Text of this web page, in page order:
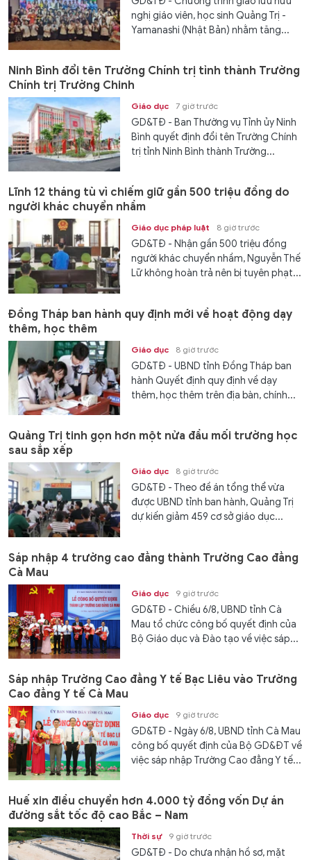
nghị giáo viên, học sinh Quảng Trị -
Yamanashi (Nhật Bản) nhằm tăng...
Ninh Bình đổi tên Trường Chính trị tỉnh thành Trường
Chính trị Trường Chinh
Giáo dục 7 giờ trước
GD&TĐ - Ban Thường vụ Tỉnh ủy Ninh
Bình quyết định đổi tên Trường Chính
trị tỉnh Ninh Bình thành Trường...
Lĩnh 12 tháng tù vì chiếm giữ gần 500 triệu đồng do
người khác chuyển nhầm
Giáo dục pháp luật 8 giờ trước
GD&TĐ - Nhận gần 500 triệu đồng
người khác chuyển nhầm, Nguyễn Thế
Lữ không hoàn trả nên bị tuyên phạt...
Đồng Tháp ban hành quy định mới về hoạt động dạy
thêm, học thêm
Giáo dục 8 giờ trước
GD&TĐ - UBND tỉnh Đồng Tháp ban
hành Quyết định quy định về dạy
thêm, học thêm trên địa bàn, chính...
Quảng Trị tinh gọn hơn một nửa đầu mối trường học
sau sắp xếp
Giáo dục 8 giờ trước
GD&TĐ - Theo đề án tổng thể vừa
được UBND tỉnh ban hành, Quảng Trị
dự kiến giảm 459 cơ sở giáo dục...
Sáp nhập 4 trường cao đẳng thành Trường Cao đẳng
Cà Mau
Giáo dục 9 giờ trước
GD&TĐ - Chiều 6/8, UBND tỉnh Cà
Mau tổ chức công bố quyết định của
Bộ Giáo dục và Đào tạo về việc sáp...
Sáp nhập Trường Cao đẳng Y tế Bạc Liêu vào Trường
Cao đẳng Y tế Cà Mau
Giáo dục 9 giờ trước
GD&TĐ - Ngày 6/8, UBND tỉnh Cà Mau
công bố quyết định của Bộ GD&ĐT về
việc sáp nhập Trường Cao đẳng Y tế...
Huế xin điều chuyển hơn 4.000 tỷ đồng vốn Dự án
đường sắt tốc độ cao Bắc – Nam
Thời sự 9 giờ trước
GD&TĐ - Do chưa nhận hồ sơ, mặt